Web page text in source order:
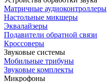
Матричные аудиоконтроллеры
Настольные микшеры
Эквалайзеры
Подавители обратной связи
Кроссоверы
Звуковые системы
Мобильные трибуны
Звуковые комплекты
Микрофоны